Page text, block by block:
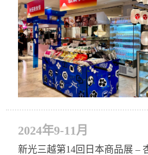
2024年9-11月
新光三越第14回日本商品展 –